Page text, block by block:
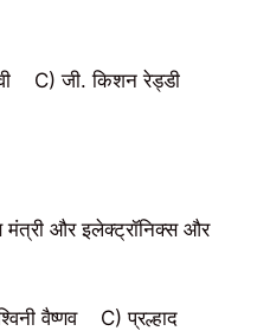
C) जी. किशन रेड्डी
मंत्री और इलेक्ट्रॉनिक्स और
वैष्णव C) प्रल्हाद